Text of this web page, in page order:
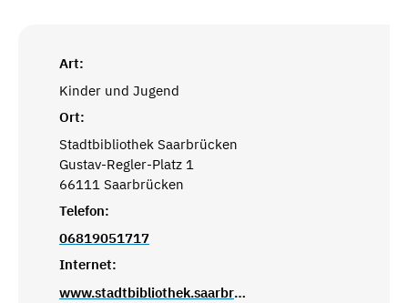
Art:
Kinder und Jugend
Ort:
Stadtbibliothek Saarbrücken
Gustav-Regler-Platz 1
66111 Saarbrücken
Telefon:
06819051717
Internet:
www.stadtbibliothek.saarbruecken.de